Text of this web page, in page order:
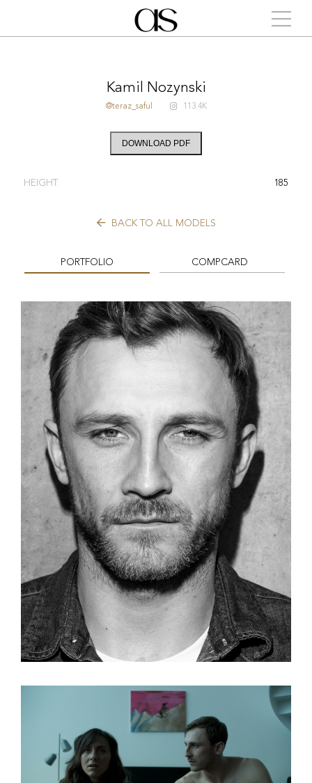
Kamil Nozynski
@teraz_saful 113.4K
DOWNLOAD PDF
HEIGHT: 185
BACK TO ALL MODELS
PORTFOLIO COMPCARD